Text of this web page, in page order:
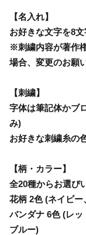
【名入れ】
お好きな文字を8文
※刺繍内容が著作
場合、変更のお願
【刺繍】
字体は筆記体かブ
み)
お好きな刺繍糸の
【柄・カラー】
全20種からお選び
花柄 2色 (ネイビー
バンダナ 6色 (レッ
ブルー)